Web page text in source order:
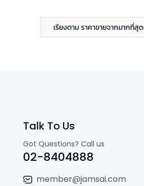
เรียงตาม ราคาขายจากมากที่สุด
Talk To Us
Got Questions? Call us
02-8404888
member@jamsai.com